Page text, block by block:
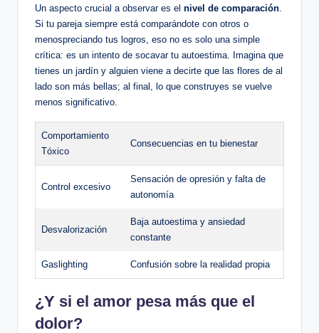
Un aspecto crucial a ⁢observar⁣ es‍ el nivel⁣ de comparación
Si tu pareja siempre está comparándote​ con⁤ otros o
⁤menospreciando tus⁢ logros, ‌eso ⁣no ⁤es solo una simple
crítica: ‍es ‍un ⁤intento de socavar tu autoestima. Imagina que
tienes‍ un​ jardín​ y alguien viene ⁤a⁢ decirte que las flores de al
lado son más bellas;⁣ al final, ⁣lo que construyes se‌ vuelve
menos‍ significativo.
Comportamiento‌
Tóxico
Consecuencias en tu bienestar
Control excesivo
Sensación ‍de opresión y‌ falta de
autonomía
Desvalorización
Baja autoestima⁤ y⁣ ansiedad
⁢constante
Gaslighting Confusión sobre la realidad propia
¿Y si ⁢el amor pesa más ⁣que el
dolor?